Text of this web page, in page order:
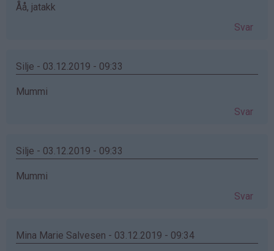
Åå, jatakk
Svar
Silje - 03.12.2019 - 09:33
Mummi
Svar
Silje - 03.12.2019 - 09:33
Mummi
Svar
Mina Marie Salvesen - 03.12.2019 - 09:34